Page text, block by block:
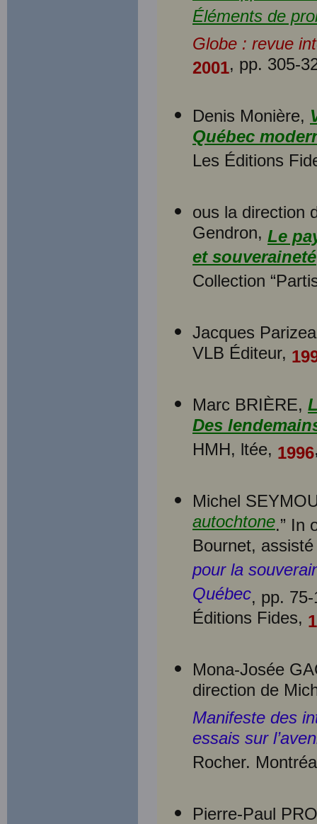
Éléments de
Globe : revue
2001, pp. 305-
Denis Monière,
Québec
Les Éditions
ous la direction
Gendron, Le
et souveraineté
Collection
Jacques
VLB Éditeur,
Marc BRIÈRE,
Des
HMH, ltée, 1996
Michel
autochtone.” In
Bournet,
pour la
Québec, pp.
Éditions Fides,
Mona-Josée
direction de
Manifeste des
essais sur
Rocher.
Pierre-Paul